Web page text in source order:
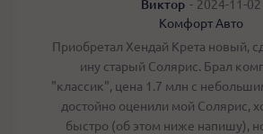
Виктор - 2024-11-02
Комфорт Авто
Приобретал Хендай Крета новый,
ину старый Солярис. Брал
"классик", цена 1.7 млн с
достойно оценили мой Солярис,
быстро (об этом ниже напишу),